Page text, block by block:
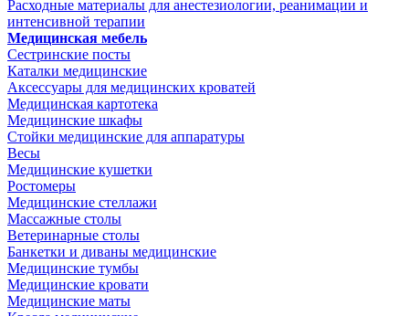
Расходные материалы для анестезиологии, реанимации и
интенсивной терапии
Медицинская мебель
Сестринские посты
Каталки медицинские
Аксессуары для медицинских кроватей
Медицинская картотека
Медицинские шкафы
Стойки медицинские для аппаратуры
Весы
Медицинские кушетки
Ростомеры
Медицинские стеллажи
Массажные столы
Ветеринарные столы
Банкетки и диваны медицинские
Медицинские тумбы
Медицинские кровати
Медицинские маты